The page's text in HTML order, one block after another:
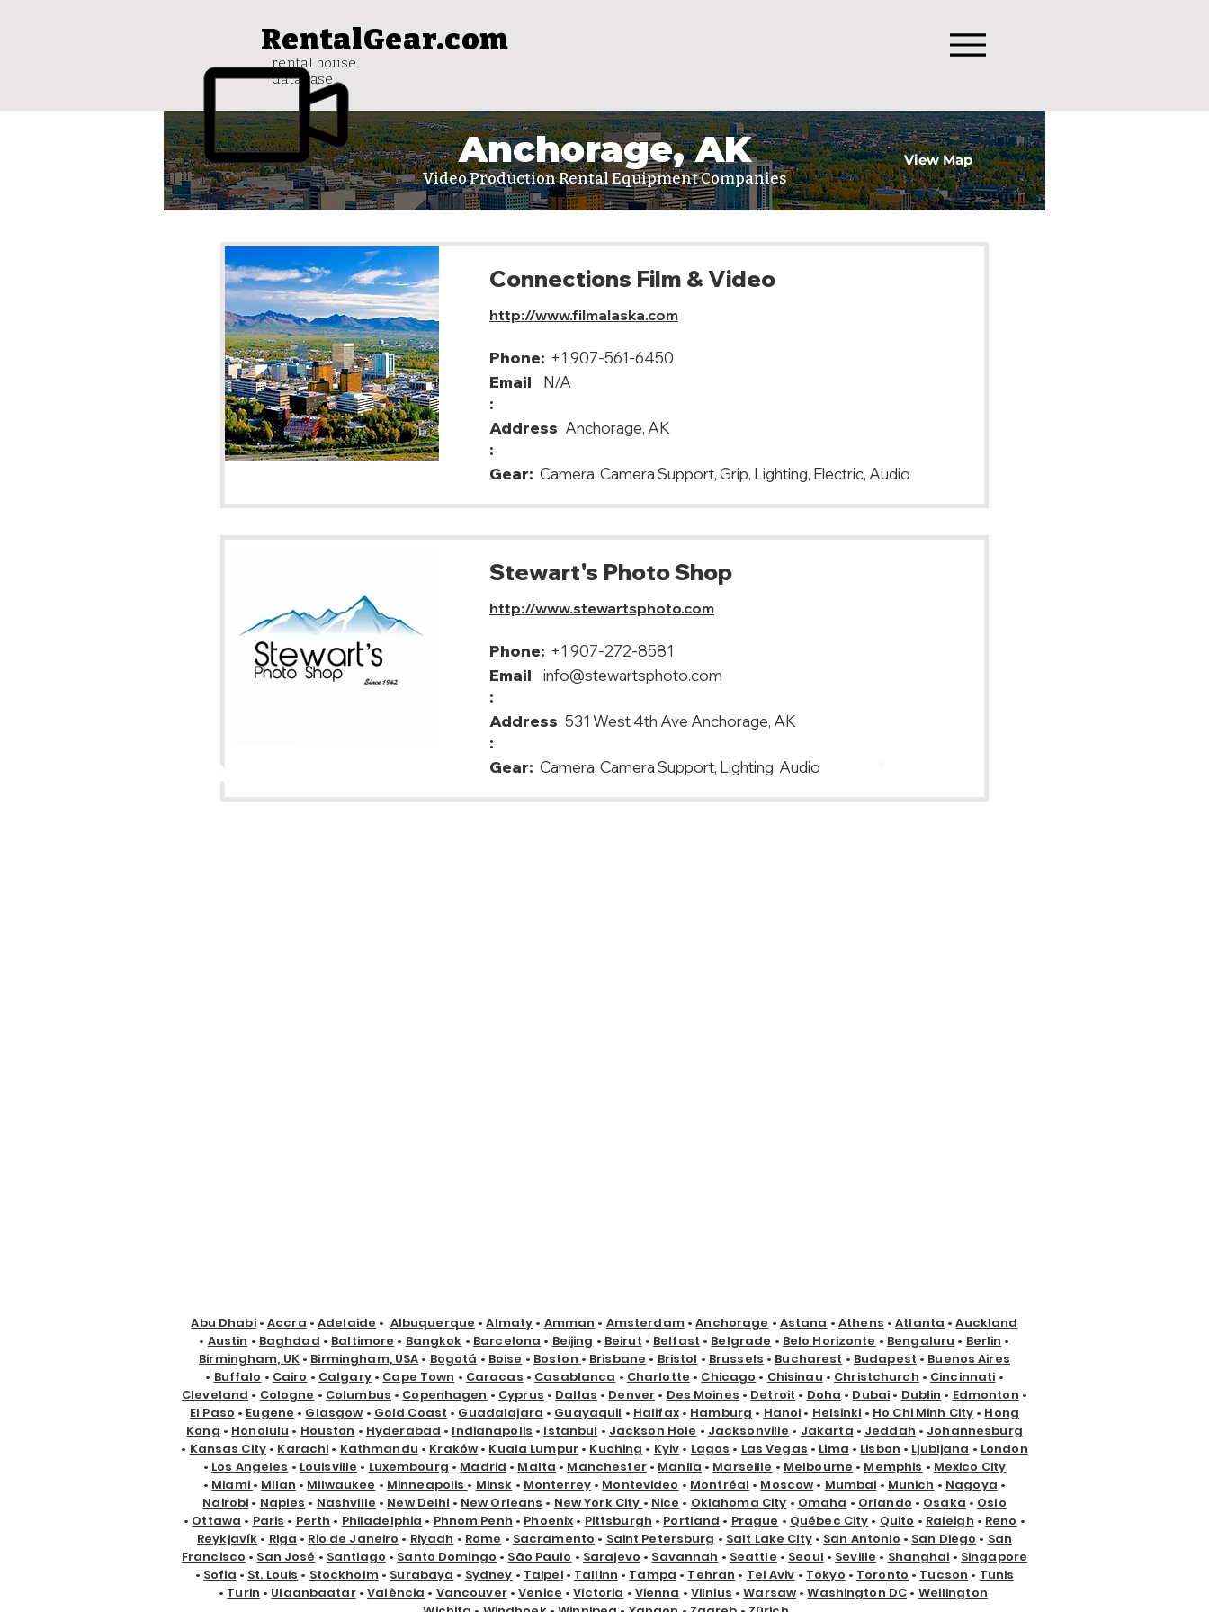
RentalGear.com
rental house
database
Anchorage, AK View Map
Video Production Rental Equipment Companies
Connections Film & Video
http://www.filmalaska.com
Phone: +1 907-561-6450
Email
:
N/A
Address
:
Anchorage, AK
Gear: Camera, Camera Support, Grip, Lighting, Electric, Audio
Stewart's Photo Shop
http://www.stewartsphoto.com
Phone: +1 907-272-8581
Email
:
info@stewartsphoto.com
Address
:
531 West 4th Ave Anchorage, AK
Gear: Camera, Camera Support, Lighting, Audio
Anchorage, USA
Abu Dhabi•Accra •Adelaide • Albuquerque •Almaty • Amman • Amsterdam•Anchorage • Astana • Athens •Atlanta •Auckland
• Austin • Baghdad • Baltimore • Bangkok • Barcelona • Beijing • Beirut • Belfast • Belgrade • Belo Horizonte • Bengaluru • Berlin •
Birmingham, UK• Birmingham, USA • Bogotá • Boise • Boston • Brisbane • Bristol • Brussels • Bucharest • Budapest • Buenos Aires
• Buffalo • Cairo • Calgary• Cape Town • Caracas • Casablanca • Charlotte • Chicago • Chisinau • Christchurch • Cincinnati •
Cleveland • Cologne • Columbus • Copenhagen • Cyprus • Dallas • Denver • Des Moines • Detroit • Doha • Dubai • Dublin • Edmonton •
El Paso • Eugene • Glasgow • Gold Coast • Guadalajara • Guayaquil • Halifax• Hamburg • Hanoi • Helsinki • Ho Chi Minh City • Hong
Kong • Honolulu • Houston • Hyderabad • Indianapolis • Istanbul • Jackson Hole • Jacksonville • Jakarta • Jeddah • Johannesburg
• Kansas City • Karachi • Kathmandu • Kraków • Kuala Lumpur • Kuching • Kyiv • Lagos • Las Vegas • Lima • Lisbon • Ljubljana • London
• Los Angeles • Louisville • Luxembourg • Madrid • Malta • Manchester• Manila • Marseille • Melbourne • Memphis • Mexico City
• Miami • Milan • Milwaukee • Minneapolis • Minsk • Monterrey• Montevideo • Montréal • Moscow • Mumbai • Munich • Nagoya •
Nairobi • Naples • Nashville • New Delhi • New Orleans • New York City • Nice • Oklahoma City • Omaha • Orlando • Osaka • Oslo
• Ottawa • Paris • Perth • Philadelphia • Phnom Penh • Phoenix • Pittsburgh • Portland • Prague • Québec City • Quito • Raleigh • Reno •
Reykjavík • Riga • Rio de Janeiro • Riyadh • Rome • Sacramento • Saint Petersburg • Salt Lake City• San Antonio • San Diego • San
Francisco • San José • Santiago • Santo Domingo • São Paulo • Sarajevo • Savannah • Seattle • Seoul • Seville • Shanghai • Singapore
• Sofia • St. Louis • Stockholm• Surabaya • Sydney • Taipei• Tallinn • Tampa • Tehran • Tel Aviv • Tokyo • Toronto • Tucson • Tunis
• Turin • Ulaanbaatar•València • Vancouver•Venice •Victoria • Vienna • Vilnius •Warsaw •Washington DC • Wellington